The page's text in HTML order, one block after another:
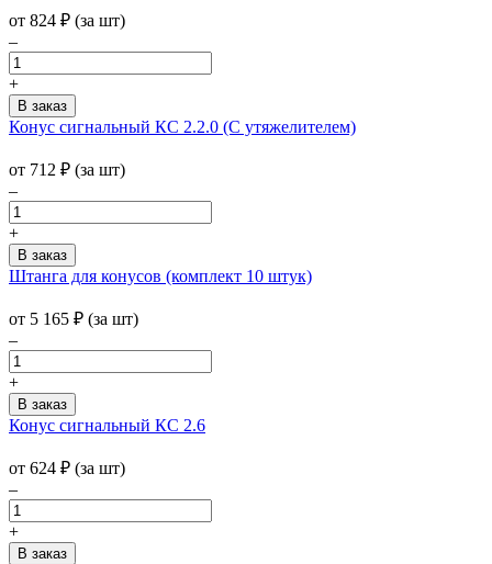
от 824 ₽ (за шт)
–
+
Конус сигнальный КС 2.2.0 (С утяжелителем)
от 712 ₽ (за шт)
–
+
Штанга для конусов (комплект 10 штук)
от 5 165 ₽ (за шт)
–
+
Конус сигнальный КС 2.6
от 624 ₽ (за шт)
–
+